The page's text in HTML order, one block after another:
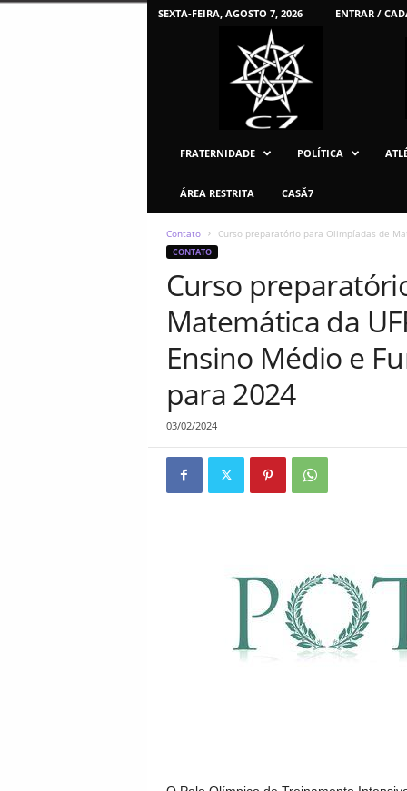
SEXTA-FEIRA, AGOSTO 7, 2026
ENTRAR /
FRATERNIDADE
POLÍTICA
ÁREA RESTRITA CASĂ7
Contato Curso preparatório para Olimpíadas de
CONTATO
Curso
Matemática da
Ensino Médio e
para 2024
03/02/2024